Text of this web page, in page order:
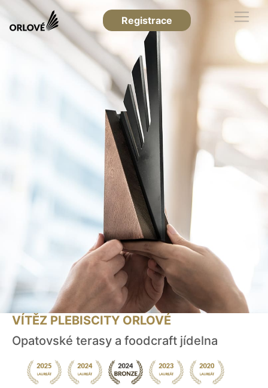
Registrace
VÍTĚZ PLEBISCITY ORLOVÉ
Opatovské terasy a foodcraft jídelna